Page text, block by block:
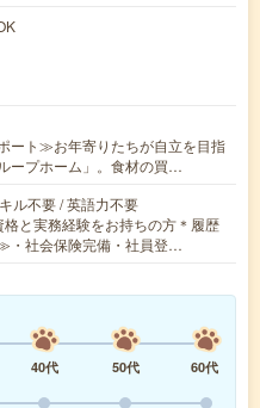
ート≫お年寄りたちが自立を目指
ープホーム」。食材の買…
ル不要 / 英語力不要
と実務経験をお持ちの方＊履歴
社会保険完備・社員登…
40代 50代
60代